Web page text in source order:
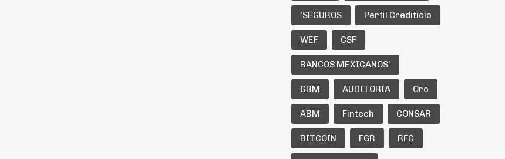
'SEGUROS Perfil Crediticio
WEF CSF
BANCOS MEXICANOS'
GBM AUDITORIA Oro
ABM Fintech CONSAR
BITCOIN FGR RFC